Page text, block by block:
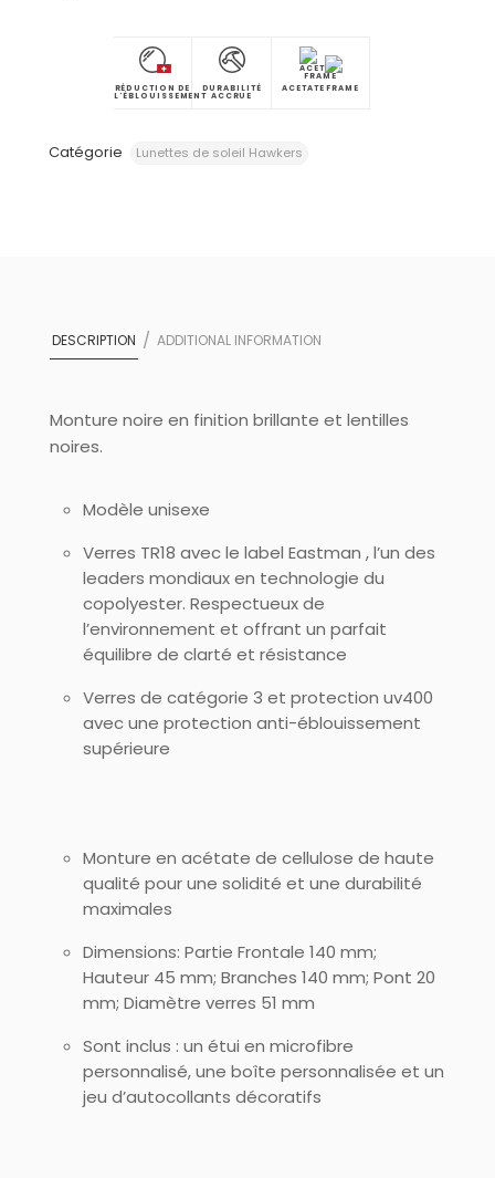
RÉDUCTION DE
L'ÉBLOUISSEMENT
DURABILITÉ
ACCRUE
ACETATE FRAME
Catégorie Lunettes de soleil Hawkers
DESCRIPTION ADDITIONAL INFORMATION
Monture noire en finition brillante et lentilles
noires.
Modèle unisexe
Verres TR18 avec le label Eastman , l’un des
leaders mondiaux en technologie du
copolyester. Respectueux de
l’environnement et offrant un parfait
équilibre de clarté et résistance
Verres de catégorie 3 et protection uv400
avec une protection anti-éblouissement
supérieure
Monture en acétate de cellulose de haute
qualité pour une solidité et une durabilité
maximales
Dimensions: Partie Frontale 140 mm;
Hauteur 45 mm; Branches 140 mm; Pont 20
mm; Diamètre verres 51 mm
Sont inclus : un étui en microfibre
personnalisé, une boîte personnalisée et un
jeu d’autocollants décoratifs